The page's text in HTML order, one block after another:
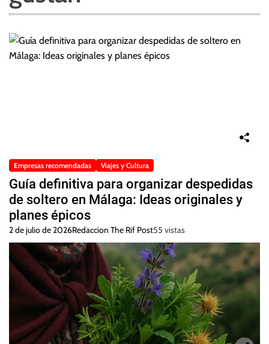
Empresas recomendadas Viajes y Cultura
Guía definitiva para organizar despedidas
de soltero en Málaga: Ideas originales y
planes épicos
2 de julio de 2026Redaccion The Rif Post55 vistas